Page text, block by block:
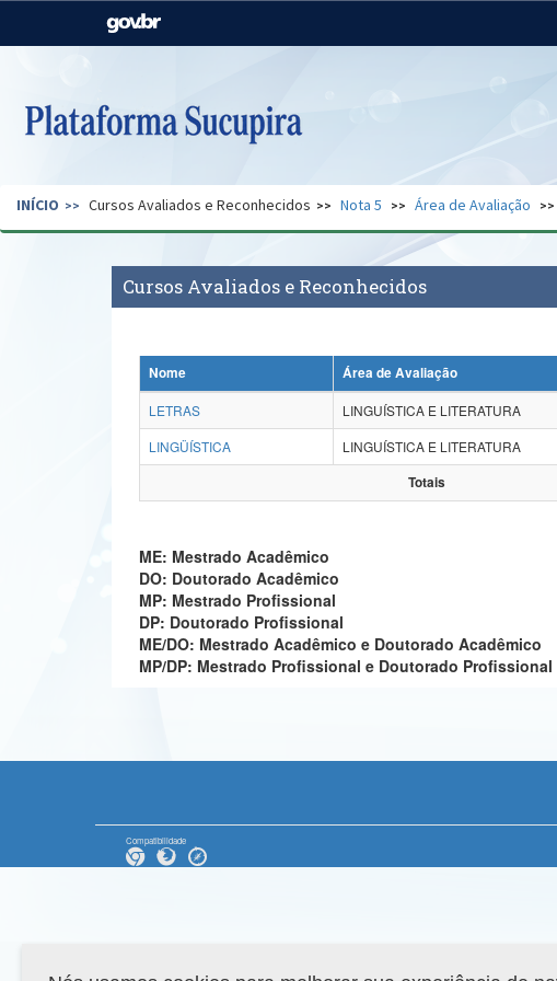
Casa Civil
Pecuária e Abastecimento
Secretaria de Governo Gabinete de Segurança
INÍCIO Cursos Avaliados e Reconhecidos Nota 5 Área de Avaliação
Cursos Avaliados e Reconhecidos
Nome
Área de Avaliação
LETRAS
LINGUÍSTICA E LITERATURA
LINGÜÍSTICA
LINGUÍSTICA E LITERATURA
Totais
ME: Mestrado Acadêmico
DO: Doutorado Acadêmico
MP: Mestrado Profissional
DP: Doutorado Profissional
ME/DO: Mestrado Acadêmico e Doutorado Acadêmico
MP/DP: Mestrado Profissional e Doutorado Profissional
Compatibilidade